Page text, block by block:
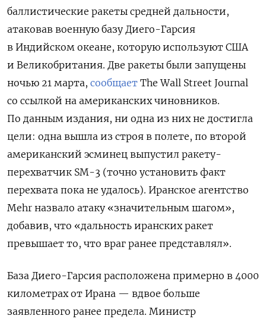
баллистические ракеты средней дальности,
атаковав военную базу Диего-Гарсия
в Индийском океане, которую используют США
и Великобритания. Две ракеты были запущены
ночью 21 марта, сообщает The Wall Street Journal
со ссылкой на американских чиновников.
По данным издания, ни одна из них не достигла
цели: одна вышла из строя в полете, по второй
американский эсминец выпустил ракету-
перехватчик SM-3 (точно установить факт
перехвата пока не удалось). Иранское агентство
Mehr назвало атаку «значительным шагом»,
добавив, что «дальность иранских ракет
превышает то, что враг ранее представлял».
База Диего-Гарсия расположена примерно в 4000
километрах от Ирана — вдвое больше
заявленного ранее предела. Министр